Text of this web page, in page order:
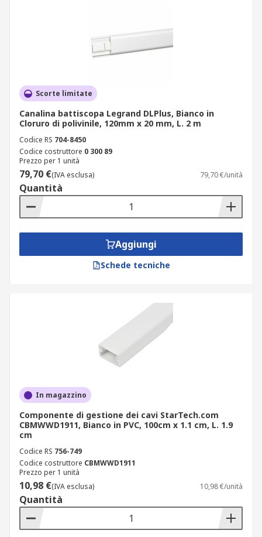
Scorte limitate
Canalina battiscopa Legrand DLPlus, Bianco in
Cloruro di polivinile, 120mm x 20 mm, L. 2 m
Codice RS 704-8450
Codice costruttore 0 300 89
Prezzo per 1 unità
79,70 €(IVA esclusa) 79,70 €/unità
Quantità
Aggiungi
Schede tecniche
In magazzino
Componente di gestione dei cavi StarTech.com
CBMWWD1911, Bianco in PVC, 100cm x 1.1 cm, L. 1.9
cm
Codice RS 756-749
Codice costruttore CBMWWD1911
Prezzo per 1 unità
10,98 €(IVA esclusa) 10,98 €/unità
Quantità